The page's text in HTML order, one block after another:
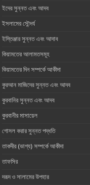
ইদের সুন্নত এবং আদব
ইসলামের সৌন্দর্য
ইস্তিঞ্জার সুন্নত এবং আদাব
কিয়ামতের আলামতসমূহ
কিয়ামতের দিন সম্পর্কে আকীদা
কুরআন মাজিদের সুন্নত এবং আদব
কুরবানির সুন্নত এবং আদব
কুরবানীর মাসায়েল
গোসল করার সুন্নত পদ্ধতি
তাকদীর (ভাগ্য) সম্পর্কে আকীদা
তাফসির
দরূদ ও সালামের উপহার